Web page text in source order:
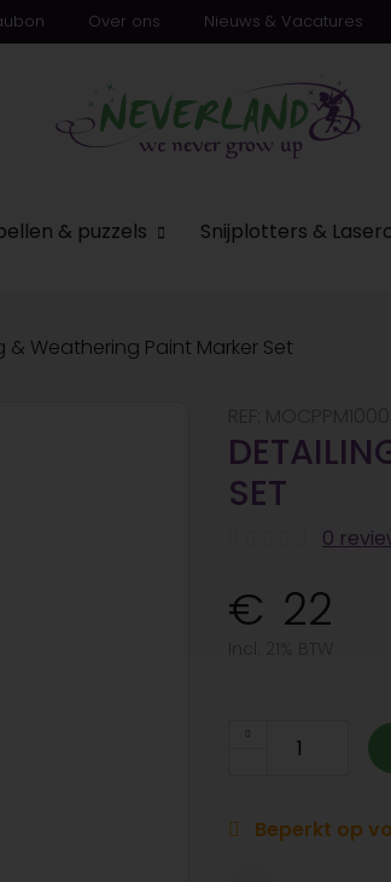
Over ons Nieuws & Vacatures
& puzzels Snijplotters &
& Weathering Paint Marker Set
SET
0
22
Beperkt op